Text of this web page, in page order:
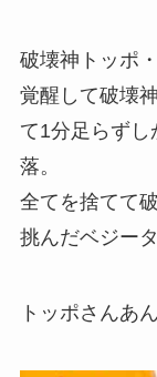
破壊神トッポ
覚醒して破壊
て1分足らず
落。
全てを捨てて
挑んだベジー
トッポさんあ